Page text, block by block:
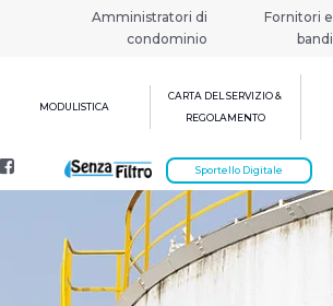
Amministratori di
condominio
Fornitori e
bandi
MODULISTICA
CARTA DEL SERVIZIO &
REGOLAMENTO
Sportello Digitale